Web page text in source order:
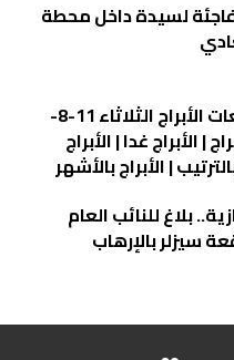
لسيدة داخل محطة
حظك اليوم توقعات الأبراج الثلاثاء 11-8-
| الأبراج غدا | الأبراج
| الأبراج بالأشهر
بلاغ للنائب العام
سيزلر بالإرهاب